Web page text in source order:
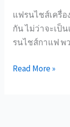
แฟรนไชส์เครื่อ
กัน ไม่ว่าจะเป็
รนไชส์กาแฟ พ
Read More »